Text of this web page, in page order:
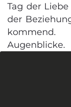
Tag der
der
kommend.
Augenblicke.